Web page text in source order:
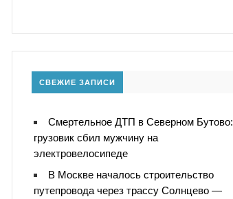
СВЕЖИЕ ЗАПИСИ
Смертельное ДТП в Северном Бутово:
грузовик сбил мужчину на
электровелосипеде
В Москве началось строительство
путепровода через трассу Солнцево —